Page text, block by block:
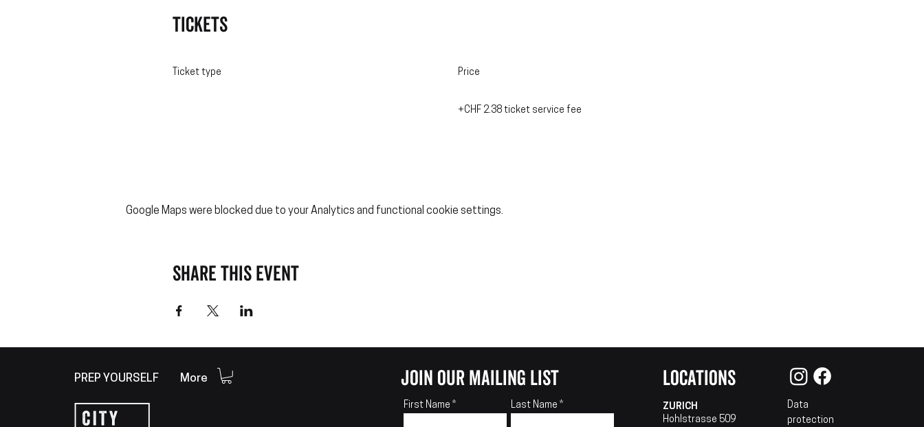
Tickets
Ticket type Price
+CHF 2.38 ticket service fee
Google Maps were blocked due to your Analytics and functional cookie settings.
Share this event
PREP YOURSELF More join our mailing list
First Name Last Name
LOCATIONS
ZURICH
Hohlstrasse 509
Data
protection